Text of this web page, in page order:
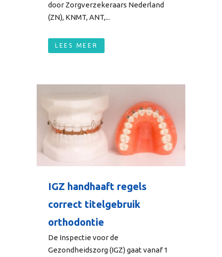
door Zorgverzekeraars Nederland
(ZN), KNMT, ANT,...
LEES MEER
IGZ handhaaft regels
correct titelgebruik
orthodontie
De Inspectie voor de
Gezondheidszorg (IGZ) gaat vanaf 1